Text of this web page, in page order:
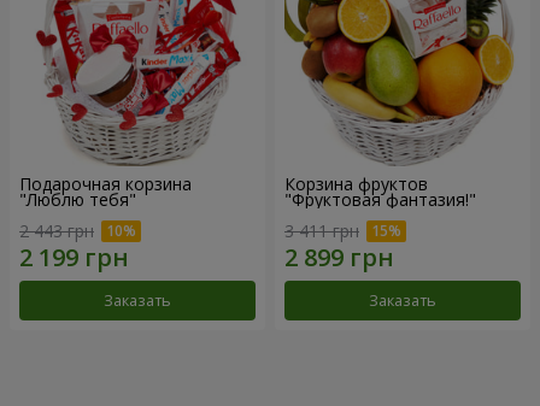
Подарочная корзина
"Люблю тебя"
2 443 грн
Заказать
Корзина фруктов
"Фруктовая фантазия!"
3 411 грн
Заказать